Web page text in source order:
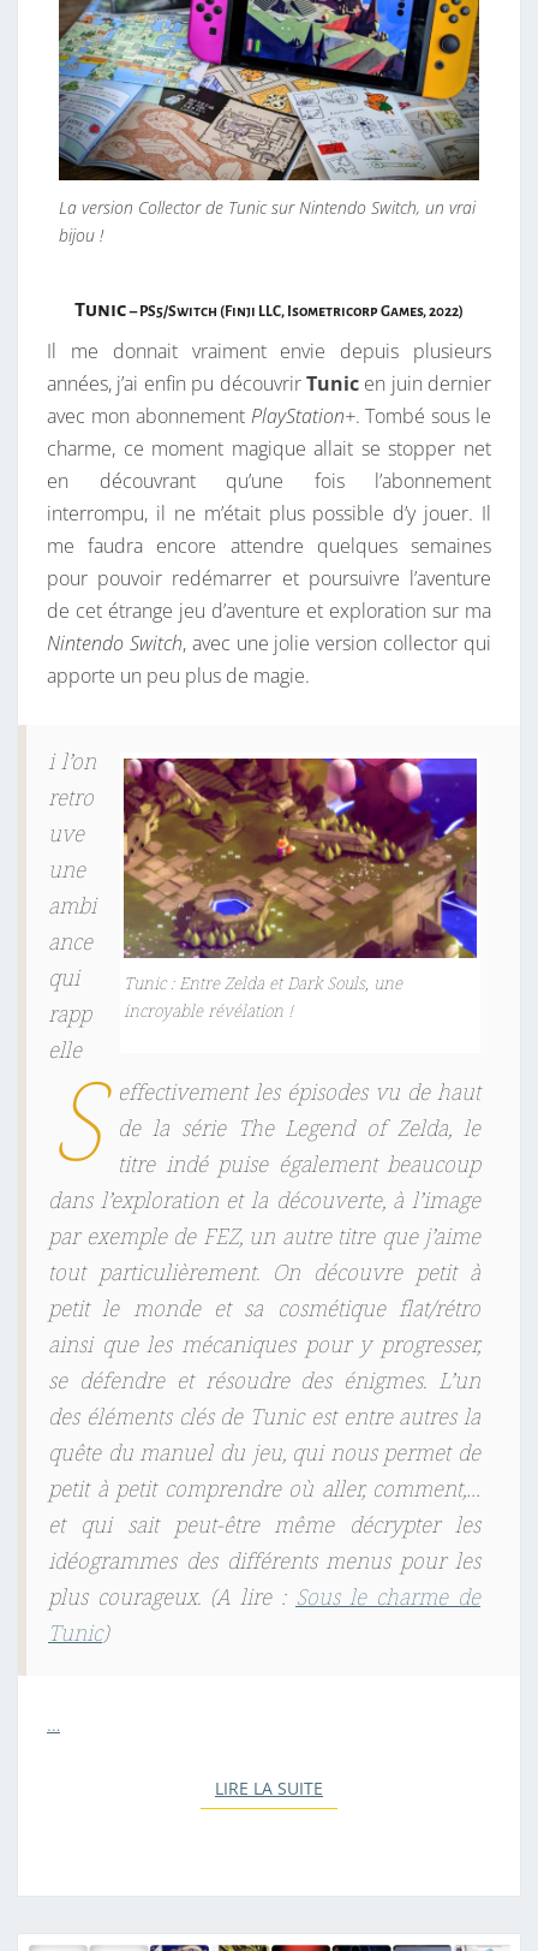
La version Collector de Tunic sur Nintendo Switch, un vrai
bijou !
Tunic– PS5/Switch (Finji LLC, Isometricorp Games, 2022)
Il me donnait vraiment envie depuis plusieurs
années, j’ai enfin pu découvrirTunicen juin dernier
avec mon abonnement PlayStation+. Tombé sous le
charme, ce moment magique allait se stopper net
en découvrant qu’une fois l’abonnement
interrompu, il ne m’était plus possible d’y jouer. Il
me faudra encore attendre quelques semaines
pour pouvoir redémarrer et poursuivre l’aventure
de cet étrange jeu d’aventure et exploration sur ma
Nintendo Switch, avec une jolie version collector qui
apporte un peu plus de magie.
Tunic : Entre Zelda et Dark Souls, une
incroyable révélation !
S
i l’on
retro
uve
une
ambi
ance
qui
rapp
elle
effectivement les épisodes vu de haut
de la série The Legend of Zelda, le
titre indé puise également beaucoup
dans l’exploration et la découverte, à l’image
par exemple de FEZ, un autre titre que j’aime
tout particulièrement. On découvre petit à
petit le monde et sa cosmétique flat/rétro
ainsi que les mécaniques pour y progresser,
se défendre et résoudre des énigmes. L’un
des éléments clés de Tunicest entre autres la
quête du manuel du jeu, qui nous permet de
petit à petit comprendre où aller, comment,…
et qui sait peut-être même décrypter les
idéogrammes des différents menus pour les
plus courageux. (A lire : Sous le charme de
Tunic)
…
LIRE LA SUITE